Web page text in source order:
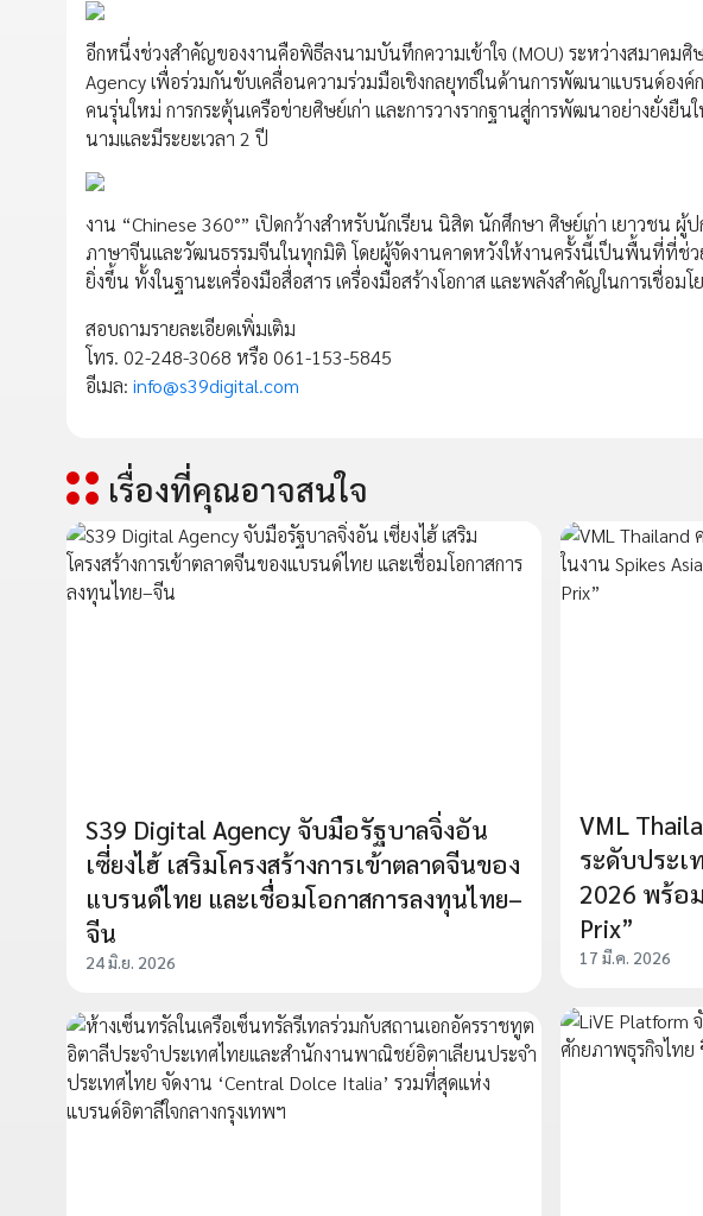
อีกหนึ่งช่วงสำคัญของงานคือพิธีลงนามบันทึกความเข้าใจ (MOU) ระหว่างสมาคมศิ
Agency เพื่อร่วมกันขับเคลื่อนความร่วมมือเชิงกลยุทธ์ในด้านการพัฒนาแบรนด์องค์
คนรุ่นใหม่ การกระตุ้นเครือข่ายศิษย์เก่า และการวางรากฐานสู่การพัฒนาอย่างยั่งยื
นามและมีระยะเวลา 2 ปี
งาน “Chinese 360°” เปิดกว้างสำหรับนักเรียน นิสิต นักศึกษา ศิษย์เก่า เยาวชน
ภาษาจีนและวัฒนธรรมจีนในทุกมิติ โดยผู้จัดงานคาดหวังให้งานครั้งนี้เป็นพื้นที่ที่ช่
ยิ่งขึ้น ทั้งในฐานะเครื่องมือสื่อสาร เครื่องมือสร้างโอกาส และพลังสำคัญในการเชื่อ
สอบถามรายละเอียดเพิ่มเติม
โทร. 02-248-3068 หรือ 061-153-5845
อีเมล: info@s39digital.com
เรื่องที่คุณอาจสนใจ
S39 Digital Agency จับมือรัฐบาลจิ่งอัน
เซี่ยงไฮ้ เสริมโครงสร้างการเข้าตลาดจีนของ
แบรนด์ไทย และเชื่อมโอกาสการลงทุนไทย–
จีน
24 มิ.ย. 2026
VML
ระดับประเ
2026 พร้อ
Prix”
17 มี.ค. 2026